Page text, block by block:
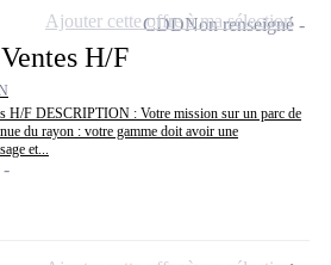
H/F
H/F DESCRIPTION : Votre mission sur un parc de
du rayon : votre gamme doit avoir une
et...
CDDNon renseigné
Ajouter cette offre à ma sélection